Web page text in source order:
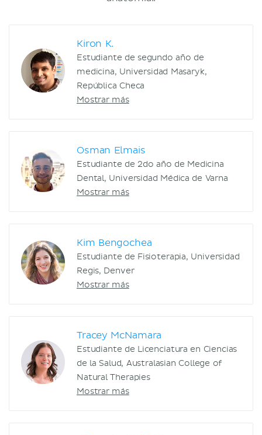
Kiron K.
Estudiante de segundo año de
medicina, Universidad Masaryk,
República Checa
Mostrar más
Osman Elmais
Estudiante de 2do año de Medicina
Dental, Universidad Médica de Varna
Mostrar más
Kim Bengochea
Estudiante de Fisioterapia, Universidad
Regis, Denver
Mostrar más
Tracey McNamara
Estudiante de Licenciatura en Ciencias
de la Salud, Australasian College of
Natural Therapies
Mostrar más